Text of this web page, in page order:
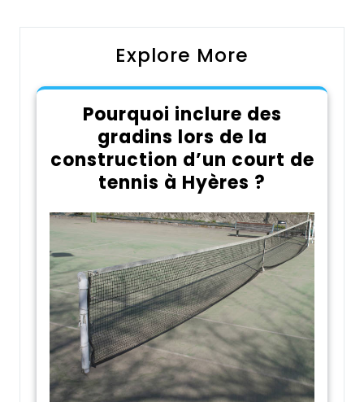
Explore More
Pourquoi inclure des
gradins lors de la
construction d’un court de
tennis à Hyères ?